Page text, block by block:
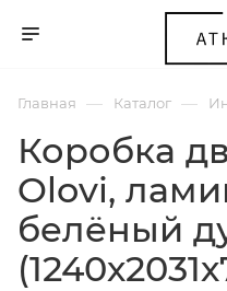
Главная — Каталог —
Коробка
Olovi,
белёный